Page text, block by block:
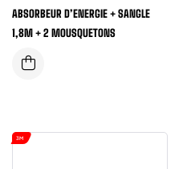
ABSORBEUR D’ENERGIE + SANGLE
1,8M + 2 MOUSQUETONS
3M